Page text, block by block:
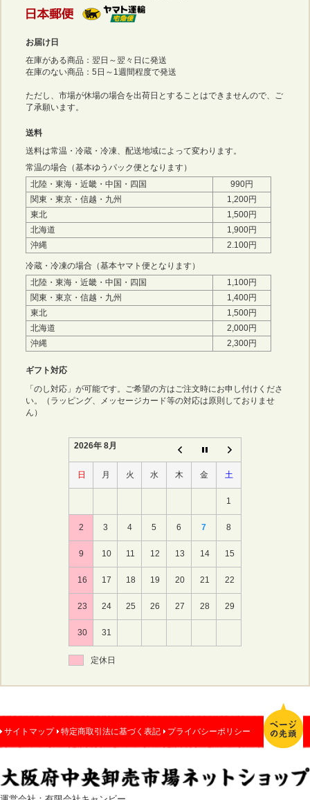
お届け日
在庫がある商品：翌日～翌々日に発送
在庫のない商品：5日～1週間程度で発送
ただし、市場が休場の場合を出荷日とすることはできませんので、ご
了承願います。
送料
送料は常温・冷蔵・冷凍、配送地域によって変わります。
常温の場合（基本ゆうパック便となります）
北陸・東海・近畿・中国・四国
990円
関東・東京・信越・九州
1,200円
東北
1,500円
北海道
1,900円
沖縄
2.100円
冷蔵・冷凍の場合（基本ヤマト便となります）
北陸・東海・近畿・中国・四国
1,100円
関東・東京・信越・九州
1,400円
東北
1,500円
北海道
2,000円
沖縄
2,300円
ギフト対応
「のし対応」が可能です。ご希望の方はご注文時にお申し付けくださ
い。（ラッピング、メッセージカード等の対応は原則しておりませ
ん）
2026年 8月
日 月 火 水 木 金 土
1
2 3 4 5 6 7 8
9 10 11 12 13 14 15
16 17 18 19 20 21 22
23 24 25 26 27 28 29
30 31
定休日
サイトマップ 特定商取引法に基づく表記 プライバシーポリシー